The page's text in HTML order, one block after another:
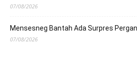
07/08/2026
Mensesneg Bantah Ada Surpres
07/08/2026